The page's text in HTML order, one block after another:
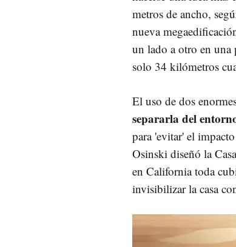
metros de ancho,
nueva
un lado a otro en una
solo 34 kilómetros
El uso de dos
separarla del
para 'evitar' el
Osinski diseñó la
en California toda
invisibilizar la casa